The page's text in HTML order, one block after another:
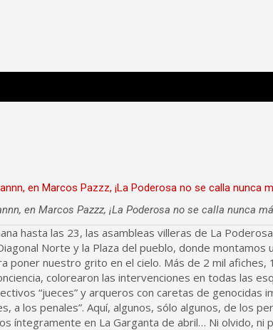
en Marcos Pazzz, ¡La Poderosa no se calla nunca
hasta las 23, las asambleas villeras de La Poderosa
Norte y la Plaza del pueblo, donde montamos
nuestro grito en el cielo. Más de 2 mil afiches,
colorearon las intervenciones en todas las
“jueces” y arqueros con caretas de genocidas
a los penales”. Aquí, algunos, sólo algunos, de los
íntegramente en La Garganta de abril… Ni olvido, ni